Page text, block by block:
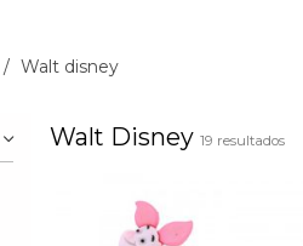
Walt disney
Walt Disney 19 resultados